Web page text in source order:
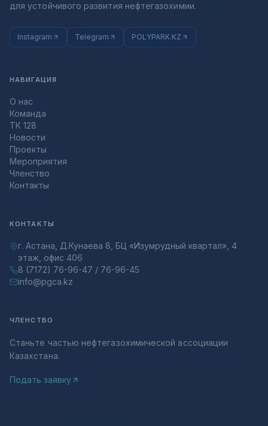
для устойчивого развития нефтегазохимии.
Instagram Telegram POLYPARK.KZ
НАВИГАЦИЯ
О нас
Команда
ТК 128
Новости
Проекты
Мероприятия
Членство
Контакты
КОНТАКТЫ
г. Астана, Д.Кунаева 8, БЦ «Изумрудный квартал», 4
этаж, офис 406
8 (7172) 76-96-47 / 76-96-45
info@pgca.kz
ЧЛЕНСТВО
Станьте частью нефтегазохимической ассоциации
Казахстана.
Подать заявку